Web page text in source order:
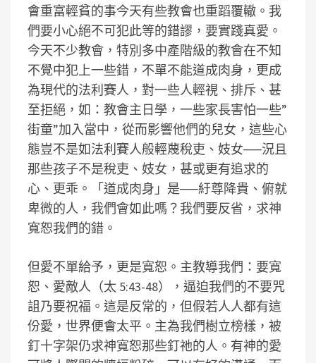
會重富輕貧的事今天有些教會也重蹈覆轍。我
們要小心絕不可犯此等的錯謬，要實踐真愛。
今天不少教會，特別多中產階級的教會在不知
不覺中犯上一些錯，不單不能道成肉身，更成
為現代的法利賽人，對一些人輕視、排斥、甚
至拒絕，如：教會主日學，一些家長害怕一些”
街童”加入當中，從而影響他們的兒女，這些心
態豈不是如法利賽人般輕蔑稅吏、妓女──況且
那些孩子不是稅吏、妓女，甚或更有追求的
心、更乖。「道成肉身」是──紆尊降貴、俯就
卑微的人，我們會如此嗎？我們要反省，求神
寬恕我們的錯。
但愛不單給予，更是寬恕。主教導我們：要寬
恕、愛敵人（太 5:43-48），逼迫我們的不要咒
詛乃要祝福。這是反常的，但假若人人都有這
份愛，世界便會太平。主為我們樹立榜樣，被
釘十字架仍求神寬恕那些釘祂的人。有神的愛